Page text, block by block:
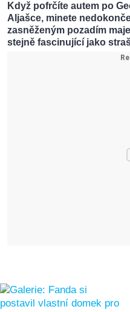
Když pofrčíte autem po
Aljašce, minete
zasněženým pozadím
stejně fascinující jako